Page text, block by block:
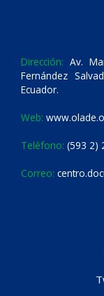
Dirección: Av.
Fernández
Ecuador.
Web:
Teléfono: (593 2)
Correo: